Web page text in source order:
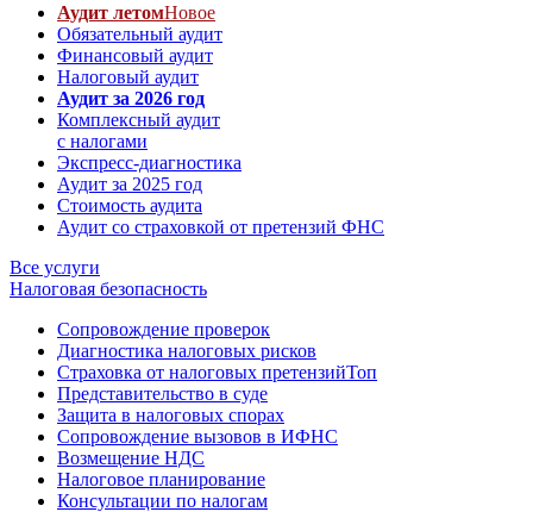
Аудит летомНовое
Обязательный аудит
Финансовый аудит
Налоговый аудит
Аудит за 2026 год
Комплексный аудит
с налогами
Экспресс-диагностика
Аудит за 2025 год
Стоимость аудита
Аудит со страховкой от претензий ФНС
Все услуги
Налоговая безопасность
Сопровождение проверок
Диагностика налоговых рисков
Страховка от налоговых претензийТоп
Представительство в суде
Защита в налоговых спорах
Сопровождение вызовов в ИФНС
Возмещение НДС
Налоговое планирование
Консультации по налогам